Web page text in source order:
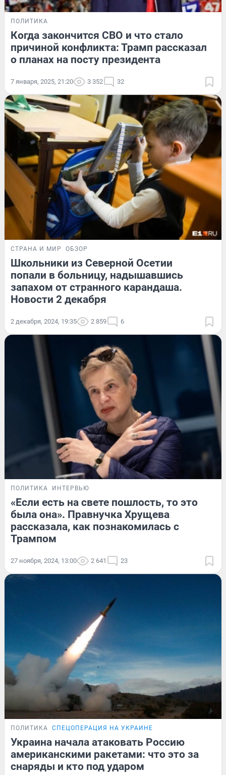
ПОЛИТИКА
Когда закончится СВО и что стало
причиной конфликта: Трамп рассказал
о планах на посту президента
7 января, 2025, 21:20 3 352 32
СТРАНА И МИР ОБЗОР
Школьники из Северной Осетии
попали в больницу, надышавшись
запахом от странного карандаша.
Новости 2 декабря
2 декабря, 2024, 19:35 2 859 6
ПОЛИТИКА ИНТЕРВЬЮ
«Если есть на свете пошлость, то это
была она». Правнучка Хрущева
рассказала, как познакомилась с
Трампом
27 ноября, 2024, 13:00 2 641 23
ПОЛИТИКА СПЕЦОПЕРАЦИЯ НА УКРАИНЕ
Украина начала атаковать Россию
американскими ракетами: что это за
снаряды и кто под ударом